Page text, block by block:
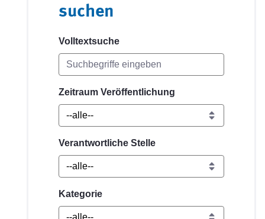
suchen
Volltextsuche
Zeitraum Veröffentlichung
Verantwortliche Stelle
Kategorie